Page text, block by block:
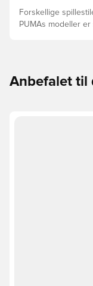
Forskellige
PUMAs modeller
Anbefalet til